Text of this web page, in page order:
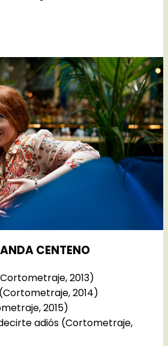
CENTENO
2013)
2014)
2015)
adiós (Cortometraje,